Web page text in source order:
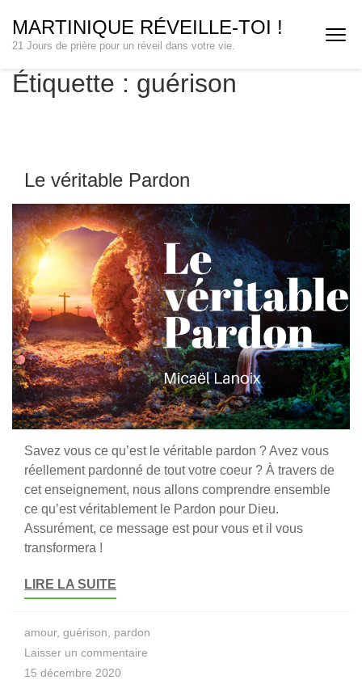
contenu
(Pressez
Entrée)
MARTINIQUE RÉVEILLE-TOI !
21 Jours de prière pour un réveil dans votre vie.
Étiquette : guérison
Le véritable Pardon
Savez vous ce qu’est le véritable pardon ? Avez vous
réellement pardonné de tout votre coeur ? À travers de
cet enseignement, nous allons comprendre ensemble
ce qu’est véritablement le Pardon pour Dieu.
Assurément, ce message est pour vous et il vous
transformera !
LIRE LA SUITE
amour, guérison
pardon
Laisser un commentaire
15 décembre 2020